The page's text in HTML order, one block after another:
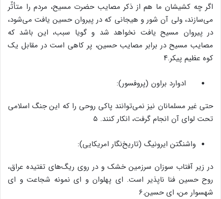
اگر چه کشیشان ما هم از ذکر مصایب حضرت مسیح، مردم را متأثّر
می‌سازند، ولی آن شور و هیجانی که در پیروان حسین یافت می‌شود،
در پیروان مسیح یافت نخواهد شد و گویا سبب، این باشد که
مصایب مسیح در برابر مصایب حسین، پر کاهی است در مقابل یک
کوه عظیم پیکر.۴
ادوارد براون (پروفسور):
حتی غیر مسلمانان نیز نمی‌توانند پاکی روحی را که این جنگ اسلامی
تحت لوای آن انجام گرفت، انکار کنند. ۵
واشنگتن ایرونیگ (تاریخ‌نگار امریکایی):
در زیر آفتاب سوزان سرزمین خشک و در روی ریگ‌های تفتیده عراق،
روح حسین فنا ناپذیر است. ای پهلوان و ای نمونه شجاعت و ای
شهسوار من، ای حسین.۶